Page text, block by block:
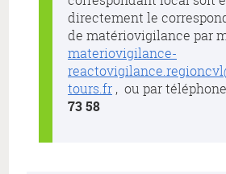
directement le
de matériovigilance par
materiovigilance-
tours.fr , ou par
73 58